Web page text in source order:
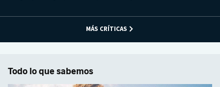
MÁS CRÍTICAS
Todo lo que sabemos